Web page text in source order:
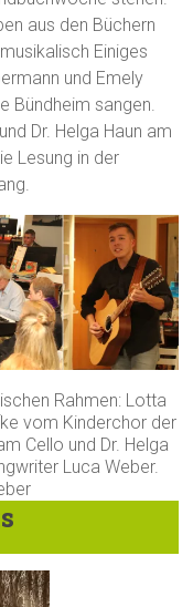
aus den Büchern
Einiges
und Emely
Bündheim sangen.
Dr. Helga Haun am
Lesung in der
Rahmen: Lotta
vom Kinderchor der
Cello und Dr. Helga
Luca Weber.